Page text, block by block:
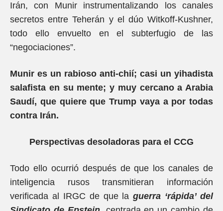
Irán, con Munir instrumentalizando los canales
secretos entre Teherán y el dúo Witkoff-Kushner,
todo ello envuelto en el subterfugio de las
“negociaciones”.
Munir es un rabioso anti-chií; casi un yihadista
salafista en su mente; y muy cercano a Arabia
Saudí, que quiere que Trump vaya a por todas
contra Irán.
Perspectivas desoladoras para el CCG
Todo ello ocurrió después de que los canales de
inteligencia rusos transmitieran información
verificada al IRGC de que laguerra ‘rápida’ del